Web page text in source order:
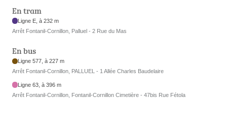
En tram
Ligne E, à 232 m
Arrêt Fontanil-Cornillon, Palluel - 2 Rue du Mas
En bus
Ligne 577, à 227 m
Arrêt Fontanil-Cornillon, PALLUEL - 1 Allée Charles Baudelaire
Ligne 63, à 396 m
Arrêt Fontanil-Cornillon, Fontanil-Cornillon Cimetière - 47bis Rue Fétola